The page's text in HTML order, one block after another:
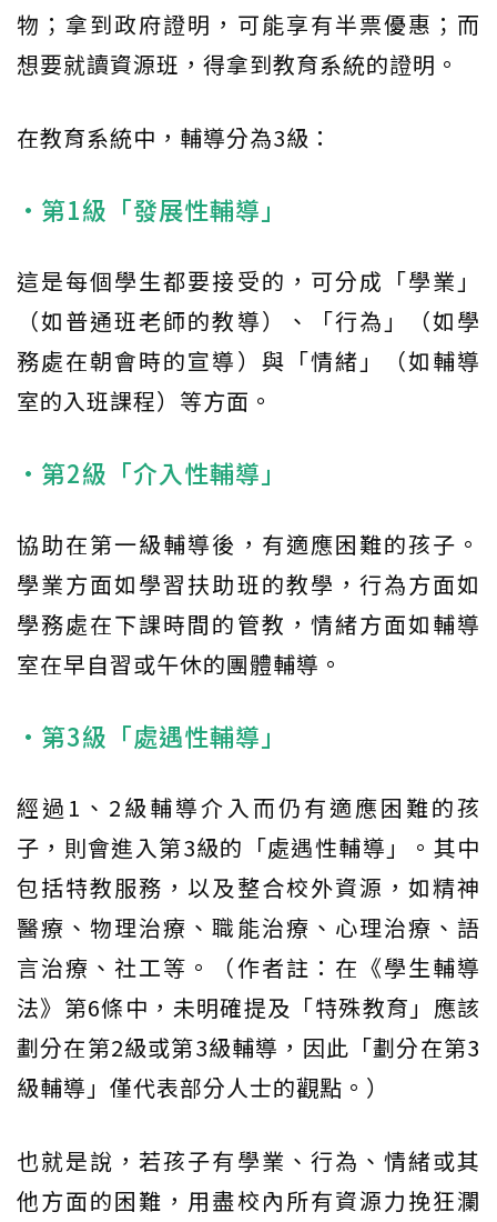
物；拿到政府證明，可能享有半票優惠；而
想要就讀資源班，得拿到教育系統的證明。
在教育系統中，輔導分為3級：
•第1級「發展性輔導」
這是每個學生都要接受的，可分成「學業」
（如普通班老師的教導）、「行為」（如學
務處在朝會時的宣導）與「情緒」（如輔導
室的入班課程）等方面。
•第2級「介入性輔導」
協助在第一級輔導後，有適應困難的孩子。
學業方面如學習扶助班的教學，行為方面如
學務處在下課時間的管教，情緒方面如輔導
室在早自習或午休的團體輔導。
•第3級「處遇性輔導」
經過1、2級輔導介入而仍有適應困難的孩
子，則會進入第3級的「處遇性輔導」。其中
包括特教服務，以及整合校外資源，如精神
醫療、物理治療、職能治療、心理治療、語
言治療、社工等。（作者註：在《學生輔導
法》第6條中，未明確提及「特殊教育」應該
劃分在第2級或第3級輔導，因此「劃分在第3
級輔導」僅代表部分人士的觀點。）
也就是說，若孩子有學業、行為、情緒或其
他方面的困難，用盡校內所有資源力挽狂瀾